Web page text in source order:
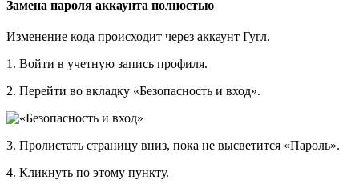
Замена пароля аккаунта полностью
Изменение кода происходит через аккаунт Гугл.
1. Войти в учетную запись профиля.
2. Перейти во вкладку «Безопасность и вход».
3. Пролистать страницу вниз, пока не высветится «Пароль».
4. Кликнуть по этому пункту.